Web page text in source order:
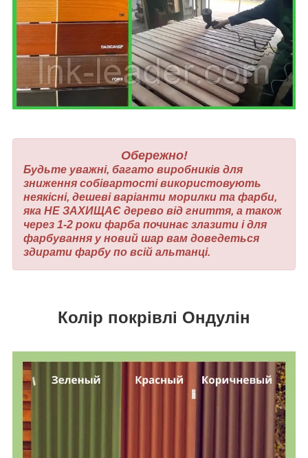
Обережно!
Будьте уважні, багато виробників для
зниження собівартості використовують
неякісні, дешеві варіанти морилки та фарби,
яка НЕ ЗАХИЩАЄ дерево від гниття, а також
через 1-2 роки фарба починає злазити і для
фарбування у новий шар вам доведеться
здирати фарбу по всій альтанці.
Колір покрівлі Ондулін